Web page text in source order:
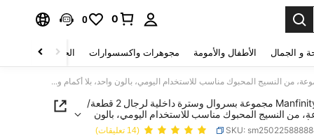
0
0
و الجمال الأطفال والأمومة مجوهرات واكسسوارات الحقائب والأمتعة
Manfinity VCAY مجموعة بسروال وسترة داخلية لرجال 2 قطعة/المجموعة، من النسيج المحبوك مناسب للاستخدام اليومي، بالون واحد، بلا أكمام وبرباط خصر متوسط وسراويل مستقيمة الساق
Manfinity VCAY مجموعة بسروال وسترة داخلية لرجال 2 قطعة/
من النسيج المحبوك مناسب للاستخدام اليومي، بالون
أكمام وبرباط خصر متوسط وسراويل مستقيمة الساق
SKU: (14 تعليقات)